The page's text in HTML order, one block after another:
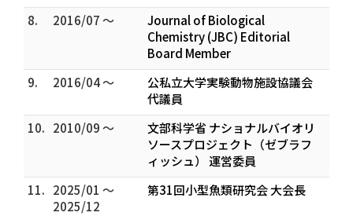
8.
2016/07 ～
Journal of Biological
Chemistry (JBC) Editorial
Board Member
9.
2016/04 ～
公私立大学実験動物施設協議会
代議員
10. 2010/09 ～
文部科学省 ナショナルバイオリ
ソースプロジェクト（ゼブラフ
ィッシュ） 運営委員
11. 2025/01 ～
2025/12
第31回小型魚類研究会 大会長